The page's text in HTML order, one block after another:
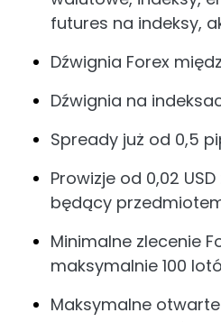
futures na indeksy,
Dźwignia Forex
Dźwignia na
Spready już od 0,5
Prowizje od 0,02
będący
Minimalne zlecenie
maksymalnie 100
Maksymalne